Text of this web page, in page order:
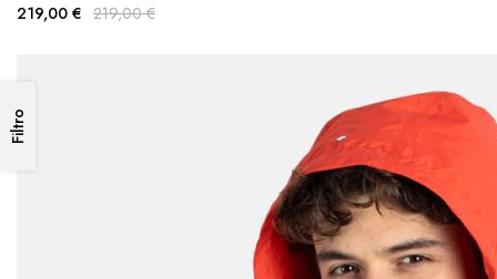
Filtro
219,00 € 219,00 €